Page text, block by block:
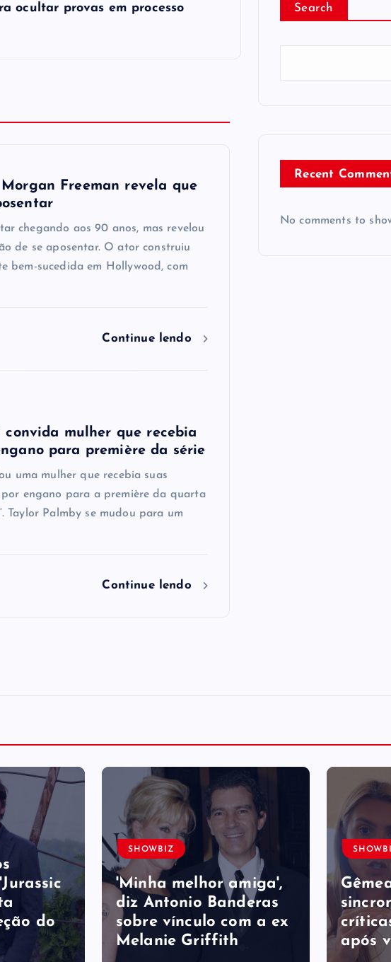
ocultar provas em processo
Freeman revela que
chegando aos 90 anos, mas revelou
de se aposentar. O ator construiu
bem-sucedida em Hollywood, com
Continue lendo
convida mulher que recebia
para première da série
uma mulher que recebia suas
engano para a première da quarta
Taylor Palmby se mudou para um
Continue lendo
Search
Recent
No comments to
do
SHOWBIZ
'Minha melhor amiga',
diz Antonio Banderas
sobre vínculo com a ex
Melanie Griffith
após